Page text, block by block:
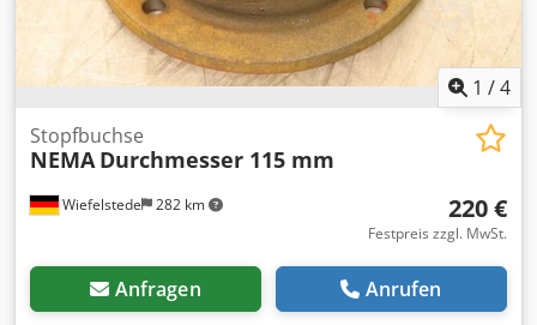
1 /4
Wiefelstede 282 km
Stopfbuchse
NEMA Durchmesser 115 mm
220 €
Festpreis zzgl. MwSt.
Anfragen Anrufen